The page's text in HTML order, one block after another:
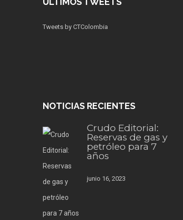
Tweets by CTColombia
NOTICIAS RECIENTES
Crudo Editorial:
Reservas de gas y
petróleo para 7
años
junio 16, 2023